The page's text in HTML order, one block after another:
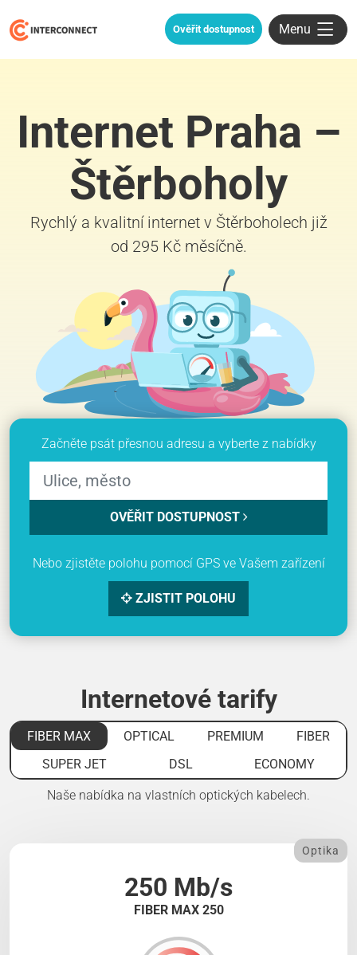
Ověřit dostupnost Menu
Internet Praha –
Štěrboholy
Rychlý a kvalitní internet v Štěrboholech již
od 295 Kč měsíčně.
Začněte psát přesnou adresu a vyberte z nabídky
OVĚŘIT DOSTUPNOST
Nebo zjistěte polohu pomocí GPS ve Vašem zařízení
ZJISTIT POLOHU
Internetové tarify
FIBER MAX OPTICAL PREMIUM
FIBER
SUPER JET
DSL ECONOMY
Naše nabídka na vlastních optických kabelech.
250 Mb/s
FIBER MAX 250
Optika